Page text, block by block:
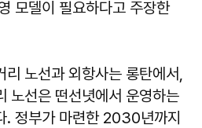
모델이 필요하다고 주장한
노선과 외항사는 롱탄에서,
노선은 떤선녓에서 운영하는
. 정부가 마련한 2030년까지